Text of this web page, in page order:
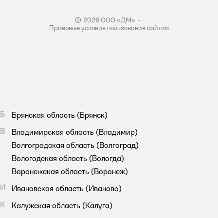
© 2026 ООО «ДМ» •
Правовые условия пользования сайтом
Б Брянская область (Брянск)
В
Владимирская область (Владимир)
Волгоградская область (Волгоград)
Вологодская область (Вологда)
Воронежская область (Воронеж)
И
Ивановская область (Иваново)
К
Калужская область (Калуга)